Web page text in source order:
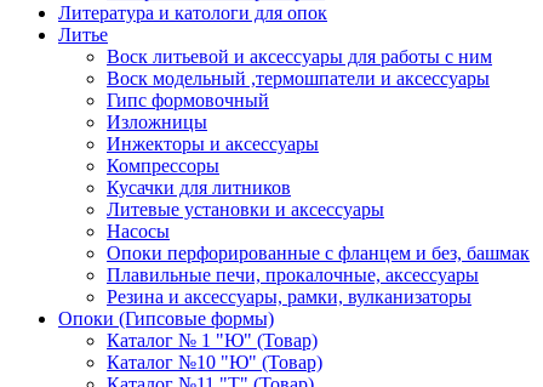
Литература и катологи для опок
Литье
Воск литьевой и аксессуары для работы с ним
Воск модельный ,термошпатели и аксессуары
Гипс формовочный
Изложницы
Инжекторы и аксессуары
Компрессоры
Кусачки для литников
Литевые установки и аксессуары
Насосы
Опоки перфорированные с фланцем и без, башмак
Плавильные печи, прокалочные, аксессуары
Резина и аксессуары, рамки, вулканизаторы
Опоки (Гипсовые формы)
Каталог № 1 "Ю" (Товар)
Каталог №10 "Ю" (Товар)